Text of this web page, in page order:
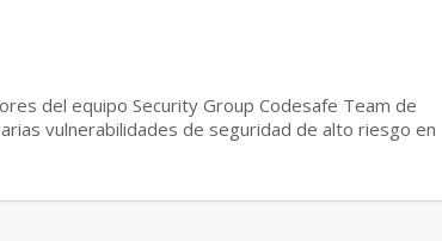
del equipo Security Group Codesafe Team de
vulnerabilidades de seguridad de alto riesgo en